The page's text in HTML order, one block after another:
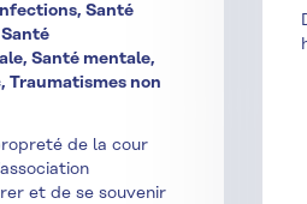
Santé
Santé mentale,
Traumatismes non
de la cour
et de se souvenir